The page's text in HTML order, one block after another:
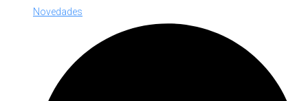
Novedades